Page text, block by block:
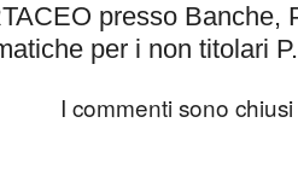
presso Banche,
per i non titolari
I commenti sono chiusi